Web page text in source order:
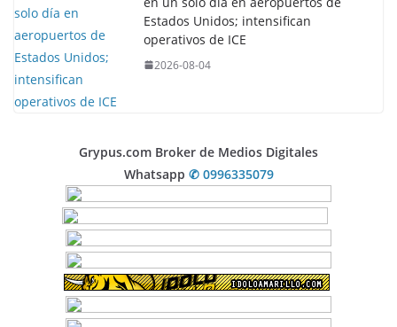
Estados Unidos; intensifican
operativos de ICE
2026-08-04
Grypus.com Broker de Medios Digitales
Whatsapp ✆ 0996335079